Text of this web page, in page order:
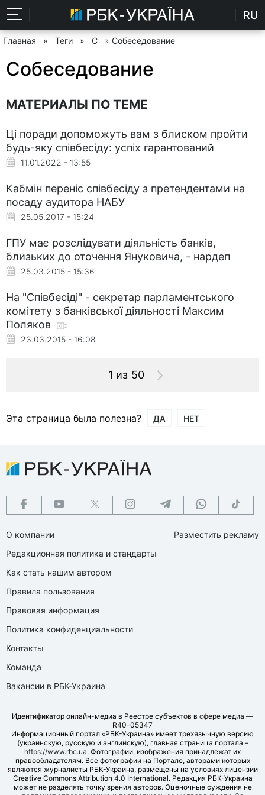
RU
Главная » Теги » С » Собеседование
Собеседование
МАТЕРИАЛЫ ПО ТЕМЕ
Ці поради допоможуть вам з блиском пройти
будь-яку співбесіду: успіх гарантований
11.01.2022 - 13:55
Кабмін переніс співбесіду з претендентами на
посаду аудитора НАБУ
25.05.2017 - 15:24
ГПУ має розслідувати діяльність банків,
близьких до оточення Януковича, - нардеп
25.03.2015 - 15:36
На "Співбесіді" - секретар парламентського
комітету з банківської діяльності Максим
Поляков
23.03.2015 - 16:08
1 из 50
Эта страница была полезна? ДА НЕТ
О компании
Редакционная политика и стандарты
Как стать нашим автором
Правила пользования
Правовая информация
Политика конфиденциальности
Контакты
Команда
Вакансии в РБК-Украина
Разместить рекламу
Идентификатор онлайн-медиа в Реестре субъектов в сфере медиа —
R40-05347
Информационный портал «РБК-Украина» имеет трехязычную версию
(украинскую, русскую и английскую), главная страница портала –
https://www.rbc.ua. Фотографии, изображения принадлежат их
правообладателям. Все фотографии на Портале, авторами которых
являются журналисты РБК-Украина, размещены на условиях лицензии
Creative Commons Attribution 4.0 International. Редакция РБК-Украина
может не разделять точку зрения авторов. Оценочные суждения не